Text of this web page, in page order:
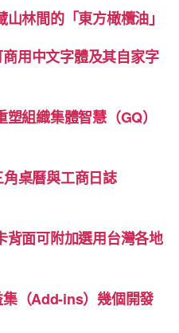
山林間的「東方橄欖油」
用中文字體及其自家字
組織集體智慧（GQ）
桌曆與工商日誌
背面可附加選用台灣各地
（Add-ins）幾個開發